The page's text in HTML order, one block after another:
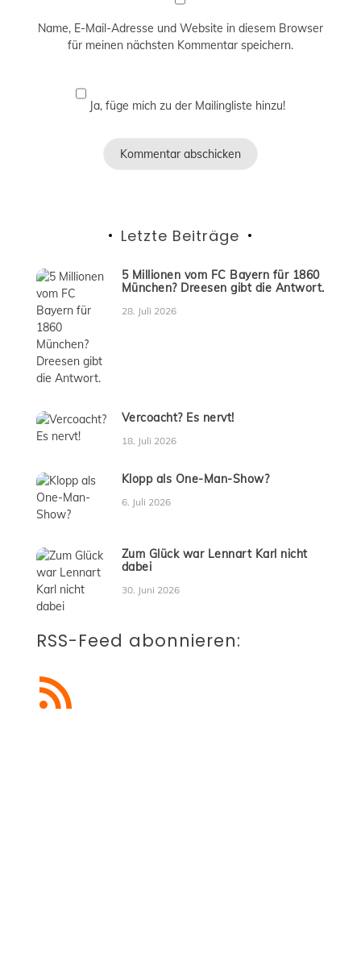
Name, E-Mail-Adresse und Website in diesem Browser
für meinen nächsten Kommentar speichern.
Ja, füge mich zu der Mailingliste hinzu!
Letzte Beiträge
5 Millionen vom FC Bayern für 1860
München? Dreesen gibt die Antwort.
28. Juli 2026
Vercoacht? Es nervt!
18. Juli 2026
Klopp als One-Man-Show?
6. Juli 2026
Zum Glück war Lennart Karl nicht
dabei
30. Juni 2026
RSS-Feed abonnieren:
RSS-Feed abonnieren